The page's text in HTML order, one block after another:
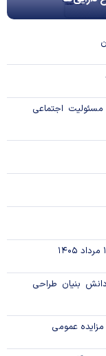
مسئولیت اجتماعی
بنیان طراحی
مزایده عمومی